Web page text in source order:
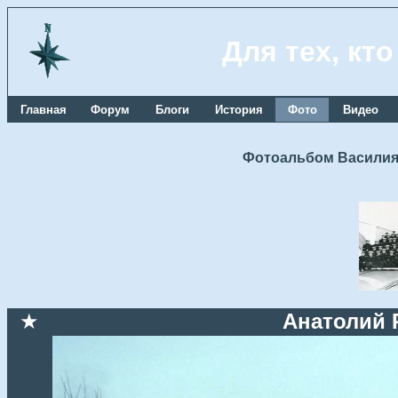
Для тех,
Главная Форум Блоги История Фото Видео
Фотоальбом
★ Анатолий